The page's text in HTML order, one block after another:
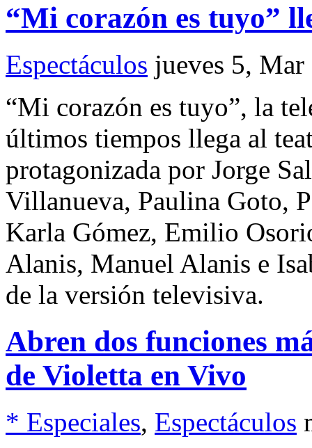
“Mi corazón es tuyo”
Espectáculos jueves 5, Mar
“Mi corazón es tuyo”, la
últimos tiempos llega al
protagonizada por Jorge
Villanueva, Paulina Goto,
Karla Gómez, Emilio
Alanis, Manuel Alanis e
de la versión televisiva.
Abren dos funciones
de Violetta en Vivo
* Especiales, Espectáculos